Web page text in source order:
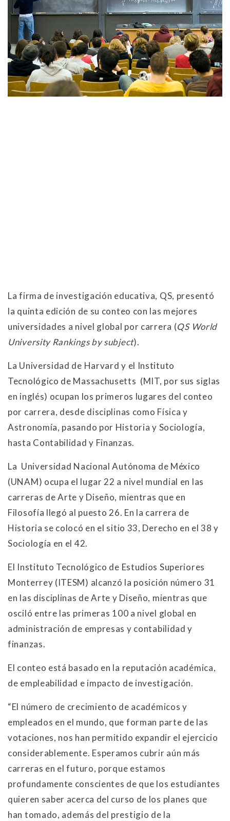
La firma de investigación educativa, QS, presentó
la quinta edición de su conteo con las mejores
universidades a nivel global por carrera (QS World
University Rankings by subject).
La Universidad de Harvard y el Instituto
Tecnológico de Massachusetts (MIT, por sus siglas
en inglés) ocupan los primeros lugares del conteo
por carrera, desde disciplinas como Física y
Astronomía, pasando por Historia y Sociología,
hasta Contabilidad y Finanzas.
La Universidad Nacional Autónoma de México
(UNAM) ocupa el lugar 22 a nivel mundial en las
carreras de Arte y Diseño, mientras que en
Filosofía llegó al puesto 26. En la carrera de
Historia se colocó en el sitio 33, Derecho en el 38 y
Sociología en el 42.
El Instituto Tecnológico de Estudios Superiores
Monterrey (ITESM) alcanzó la posición número 31
en las disciplinas de Arte y Diseño, mientras que
osciló entre las primeras 100 a nivel global en
administración de empresas y contabilidad y
finanzas.
El conteo está basado en la reputación académica,
de empleabilidad e impacto de investigación.
“El número de crecimiento de académicos y
empleados en el mundo, que forman parte de las
votaciones, nos han permitido expandir el ejercicio
considerablemente. Esperamos cubrir aún más
carreras en el futuro, porque estamos
profundamente conscientes de que los estudiantes
quieren saber acerca del curso de los planes que
han tomado, además del prestigio de la